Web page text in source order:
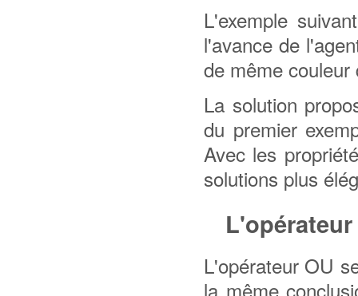
L'exemple
l'avance de
de même
La solution
du premier
Avec les
solutions plus
L'opérateur
L'opérateur OU
la même